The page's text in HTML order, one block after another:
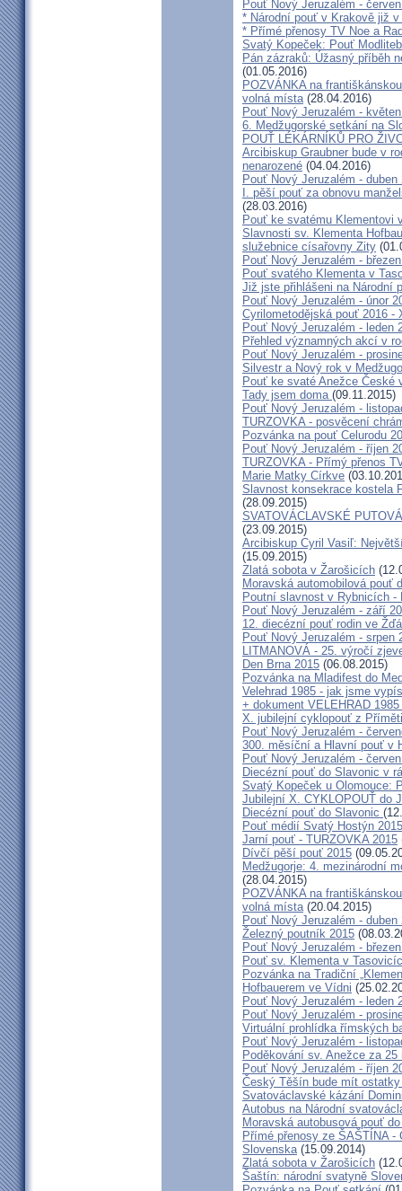
Pouť Nový Jeruzalém -
* Národní pouť v Krakově již
* Přímé přenosy TV Noe a
Svatý Kopeček: Pouť
Pán zázraků: Úžasný příběh
(01.05.2016)
POZVÁNKA na
volná místa(28.04.2016)
Pouť Nový Jeruzalém -
6. Medžugorské setkání na
POUŤ LÉKÁRNÍKŮ PRO
Arcibiskup Graubner bude v
nenarozené (04.04.2016)
Pouť Nový Jeruzalém - duben
I. pěší pouť za obnovu
(28.03.2016)
Pouť ke svatému Klementovi
Slavnosti sv. Klementa
služebnice císařovny Zity
Pouť Nový Jeruzalém -
Pouť svatého Klementa v
Již jste přihlášeni na Národní
Pouť Nový Jeruzalém - únor
Cyrilometodějská pouť 2016 -
Pouť Nový Jeruzalém - leden
Přehled významných akcí v
Pouť Nový Jeruzalém -
Silvestr a Nový rok v
Pouť ke svaté Anežce České
Tady jsem doma (09.11.2015)
Pouť Nový Jeruzalém -
TURZOVKA - posvěcení
Pozvánka na pouť Celurodu
Pouť Nový Jeruzalém - říjen
TURZOVKA - Přímý přenos
Marie Matky Církve
Slavnost konsekrace kostela
(28.09.2015)
SVATOVÁCLAVSKÉ
(23.09.2015)
Arcibiskup Cyril Vasiľ:
(15.09.2015)
Zlatá sobota v Žarošicích
Moravská automobilová pouť
Poutní slavnost v Rybnicích -
Pouť Nový Jeruzalém - září
12. diecézní pouť rodin ve
Pouť Nový Jeruzalém - srpen
LITMANOVÁ - 25. výročí
Den Brna 2015 (06.08.2015)
Pozvánka na Mladifest do
Velehrad 1985 - jak jsme
+ dokument VELEHRAD
X. jubilejní cyklopouť z
Pouť Nový Jeruzalém -
300. měsíční a Hlavní pouť v
Pouť Nový Jeruzalém -
Diecézní pouť do Slavonic v
Svatý Kopeček u Olomouce:
Jubilejní X. CYKLOPOUŤ do
Diecézní pouť do Slavonic
Pouť médií Svatý Hostýn 2015
Jarní pouť - TURZOVKA 2015
Dívčí pěší pouť 2015
Medžugorje: 4. mezinárodní
(28.04.2015)
POZVÁNKA na
volná místa(20.04.2015)
Pouť Nový Jeruzalém - duben
Železný poutník 2015
Pouť Nový Jeruzalém -
Pouť sv. Klementa v
Pozvánka na Tradiční
Hofbauerem ve Vídni
Pouť Nový Jeruzalém - leden
Pouť Nový Jeruzalém -
Virtuální prohlídka římských
Pouť Nový Jeruzalém -
Poděkování sv. Anežce za 25
Pouť Nový Jeruzalém - říjen
Český Těšín bude mít
Svatováclavské kázání
Autobus na Národní
Moravská autobusová pouť
Přímé přenosy ze ŠAŠTÍNA -
Slovenska(15.09.2014)
Zlatá sobota v Žarošicích
Šaštín: národní svatyně